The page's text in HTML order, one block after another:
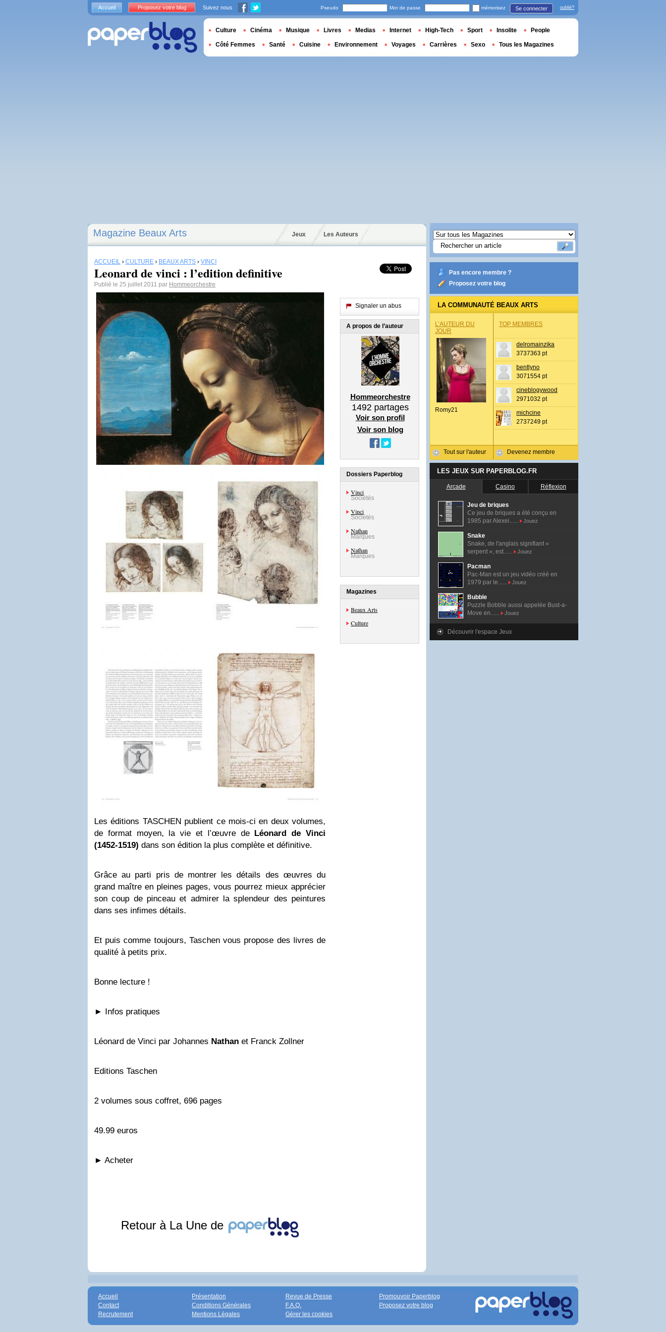
Magazine Beaux Arts Jeux Les Auteurs
ACCUEIL › CULTURE › BEAUX ARTS › VINCI
Leonard de vinci : l’edition definitive
Publié le 25 juillet 2011 par Hommeorchestre
Les éditions TASCHEN publient ce mois-ci en deux volumes,
de format moyen, la vie et l’œuvre de Léonard de Vinci
(1452-1519) dans son édition la plus complète et définitive.
Grâce au parti pris de montrer les détails des œuvres du
grand maître en pleines pages, vous pourrez mieux apprécier
son coup de pinceau et admirer la splendeur des peintures
dans ses infimes détails.
Et puis comme toujours, Taschen vous propose des livres de
qualité à petits prix.
Bonne lecture !
► Infos pratiques
Léonard de Vinci par Johannes Nathan et Franck Zollner
Editions Taschen
2 volumes sous coffret, 696 pages
49.99 euros
► Acheter
Retour à La Une de
Signaler un abus
A propos de l’auteur
Hommeorchestre
1492partages
Voir son profil
Voir son blog
Dossiers Paperblog
Vinci
Sociétés
Vinci
Sociétés
Nathan
Marques
Nathan
Marques
Magazines
Beaux Arts
Culture
Pas encore membre ?
Proposez votre blog
LA COMMUNAUTÉ BEAUX ARTS
L’AUTEUR DU
JOUR
Romy21
Tout sur l'auteur
TOP MEMBRES
delromainzika
3737363 pt
bentlyno
3071554 pt
cineblogywood
2971032 pt
michcine
2737249 pt
Devenez membre
LES JEUX SUR PAPERBLOG.FR
Arcade Casino Réflexion
Jeu de briques
Ce jeu de briques a été conçu en
1985 par Alexei......
Jouez
Snake
Snake, de l'anglais signifiant «
serpent », est......
Jouez
Pacman
Pac-Man est un jeu vidéo créé en
1979 par le......
Jouez
Bubble
Puzzle Bobble aussi appelée Bust-a-
Move en......
Jouez
Découvrir l'espace Jeux
Accueil Proposez votre blog Suivez nous Pseudo Mot de passe mémorisez Se connecter oublié?
Culture Cinéma Musique Livres Medias Internet High-Tech Sport Insolite People
Côté Femmes Santé Cuisine Environnement Voyages Carrières Sexo Tous les Magazines
Accueil
Contact
Recrutement
Présentation
Conditions Générales
Mentions Légales
Revue de Presse
F.A.Q.
Gérer les cookies
Promouvoir Paperblog
Proposez votre blog